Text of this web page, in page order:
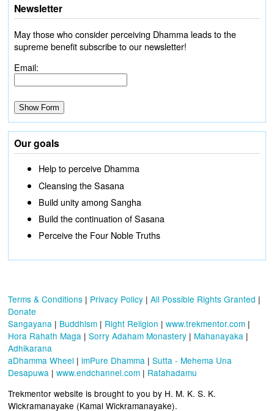
Newsletter
May those who consider perceiving Dhamma leads to the
supreme benefit subscribe to our newsletter!
Email:
Our goals
Help to perceive Dhamma
Cleansing the Sasana
Build unity among Sangha
Build the continuation of Sasana
Perceive the Four Noble Truths
Terms & Conditions | Privacy Policy | All Possible Rights Granted |
Donate
Sangayana | Buddhism | Right Religion | www.trekmentor.com |
Hora Rahath Maga | Sorry Adaham Monastery | Mahanayaka |
Adhikarana
aDhamma Wheel | imPure Dhamma | Sutta - Mehema Una
Desapuwa | www.endchannel.com | Ratahadamu
Trekmentor website is brought to you by H. M. K. S. K.
Wickramanayake (Kamal Wickramanayake).